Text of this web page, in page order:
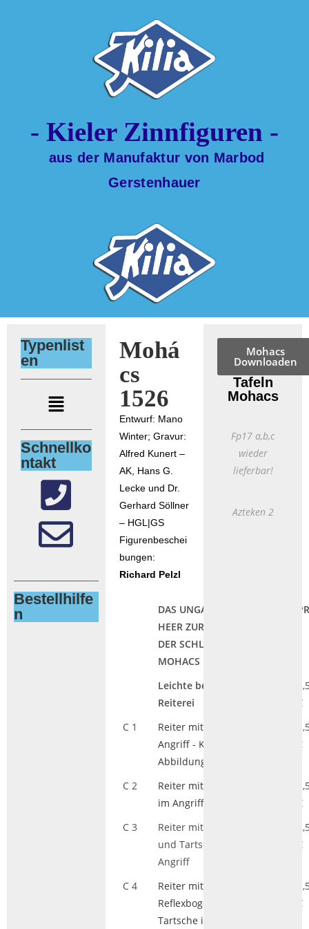
- Kieler Zinnfiguren -
aus der Manufaktur von Marbod
Gerstenhauer
Typenlist
en
Schnellko
ntakt
Bestellhilfe
n
Mohá
cs
1526
Entwurf: Mano
Winter; Gravur:
Alfred Kunert –
AK, Hans G.
Lecke und Dr.
Gerhard Söllner
– HGL|GS
Figurenbeschei
bungen:
Richard Pelzl
DAS UNGARISCHE
HEER ZUR ZEIT
DER SCHLACHT BEI
MOHACS 1526
Leichte besoldete
Reiterei
€
C 1
Reiter mit Säbel im
Angriff - Klick für
Abbildung
€
C 2
Reiter mit Fanfare
im Angriff
€
C 3
Reiter mit Lanze
und Tartsche im
Angriff
€
C 4
Reiter mit Säbel,
Reflexbogen und
Tartsche im Angriff
€
Mohacs
Downloaden
Tafeln
Mohacs
Fp17 a,b,c
wieder
lieferbar!
Azteken 2